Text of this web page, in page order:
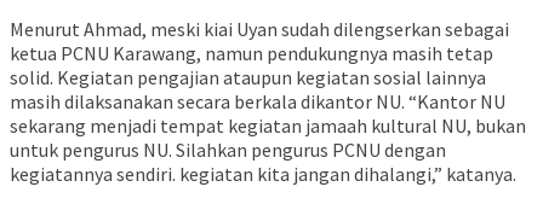
Menurut Ahmad, meski kiai Uyan sudah dilengserkan sebagai
ketua PCNU Karawang, namun pendukungnya masih tetap
solid. Kegiatan pengajian ataupun kegiatan sosial lainnya
masih dilaksanakan secara berkala dikantor NU. “Kantor NU
sekarang menjadi tempat kegiatan jamaah kultural NU, bukan
untuk pengurus NU. Silahkan pengurus PCNU dengan
kegiatannya sendiri. kegiatan kita jangan dihalangi,” katanya.